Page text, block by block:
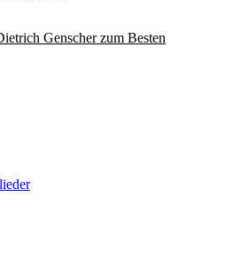
Genscher zum Besten